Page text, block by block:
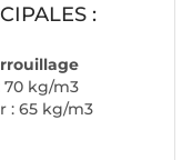
:
70 kg/m3
: 65 kg/m3